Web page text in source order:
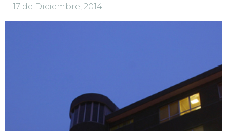
17 de Diciembre, 2014